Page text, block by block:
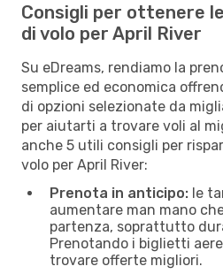
Consigli per ottenere
di volo per April River
Su eDreams, rendiamo la
semplice ed economica
di opzioni selezionate da
per aiutarti a trovare voli al
anche 5 utili consigli per
volo per April River:
Prenota in anticipo: le
aumentare man mano
partenza, soprattutto
Prenotando i biglietti
trovare offerte migliori.